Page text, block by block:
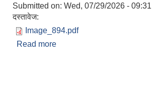
Submitted on: Wed, 07/29/2026 - 09:31
दस्तावेज:
Image_894.pdf
Read more